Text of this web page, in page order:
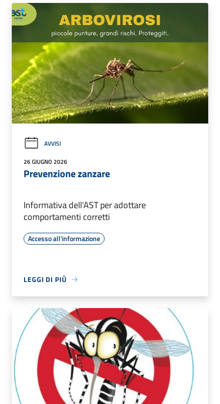
AVVISI
26 GIUGNO 2026
Prevenzione zanzare
Informativa dell'AST per adottare
comportamenti corretti
Accesso all'informazione
LEGGI DI PIÙ